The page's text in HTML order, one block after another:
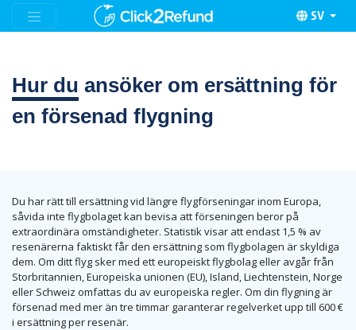
SV
Hur du ansöker om ersättning för
en försenad flygning
Du har rätt till ersättning vid längre flygförseningar inom Europa,
såvida inte flygbolaget kan bevisa att förseningen beror på
extraordinära omständigheter. Statistik visar att endast 1,5 % av
resenärerna faktiskt får den ersättning som flygbolagen är skyldiga
dem. Om ditt flyg sker med ett europeiskt flygbolag eller avgår från
Storbritannien, Europeiska unionen (EU), Island, Liechtenstein, Norge
eller Schweiz omfattas du av europeiska regler. Om din flygning är
försenad med mer än tre timmar garanterar regelverket upp till 600 €
i ersättning per resenär.